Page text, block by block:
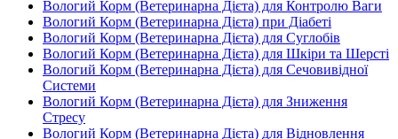
Вологий Корм (Ветеринарна Дієта) для Контролю Ваги
Вологий Корм (Ветеринарна Дієта) при Діабеті
Вологий Корм (Ветеринарна Дієта) для Суглобів
Вологий Корм (Ветеринарна Дієта) для Шкіри та Шерсті
Вологий Корм (Ветеринарна Дієта) для Сечовивідної
Системи
Вологий Корм (Ветеринарна Дієта) для Зниження
Стресу
Вологий Корм (Ветеринарна Дієта) для Відновлення